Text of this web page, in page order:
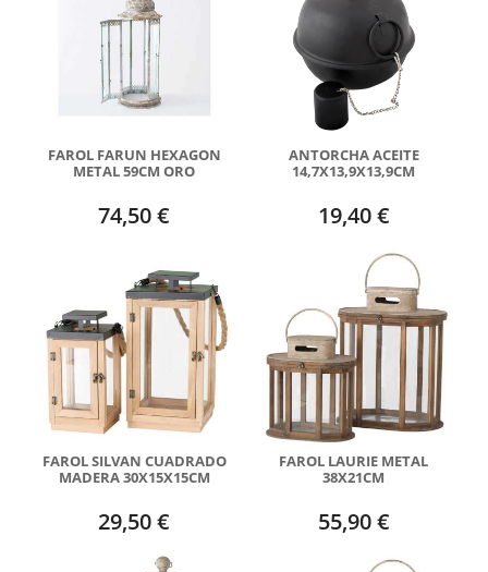
FAROL FARUN HEXAGON
METAL 59CM ORO
74,50 €
ANTORCHA ACEITE
14,7X13,9X13,9CM
19,40 €
FAROL SILVAN CUADRADO
MADERA 30X15X15CM
29,50 €
FAROL LAURIE METAL
38X21CM
55,90 €